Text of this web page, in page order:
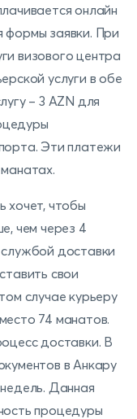
онлайн
формы заявки. При
визового центра
услуги в обе
– 3 AZN для
Эти платежи
хочет, чтобы
чем через 4
доставки
свои
случае курьеру
74 манатов.
доставки. В
в Анкару
Данная
процедуры